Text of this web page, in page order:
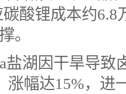
酸锂成本约
。
盐湖因干旱导
涨幅达15%，进